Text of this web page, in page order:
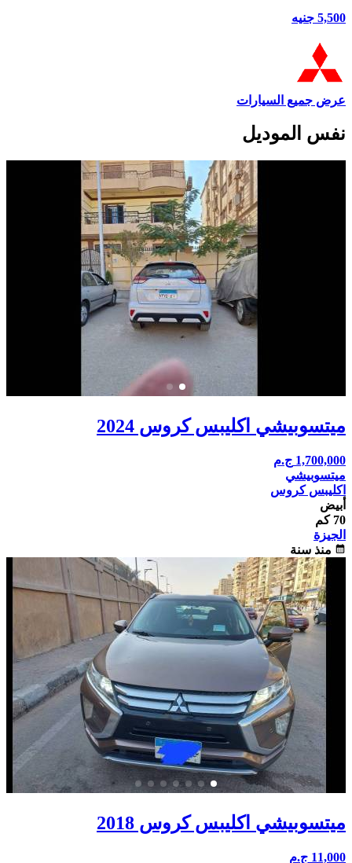
5,500 جنيه
عرض جميع السيارات
نفس الموديل
ميتسوبيشي اكليبس كروس 2024
1,700,000 ج.م
ميتسوبيشي
اكليبس كروس
أبيض
70 كم
الجيزة
calendar_month منذ سنة
ميتسوبيشي اكليبس كروس 2018
11,000 ج.م